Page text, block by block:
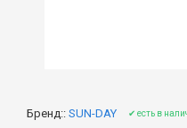
Бренд:: SUN-DAY ✔ есть в